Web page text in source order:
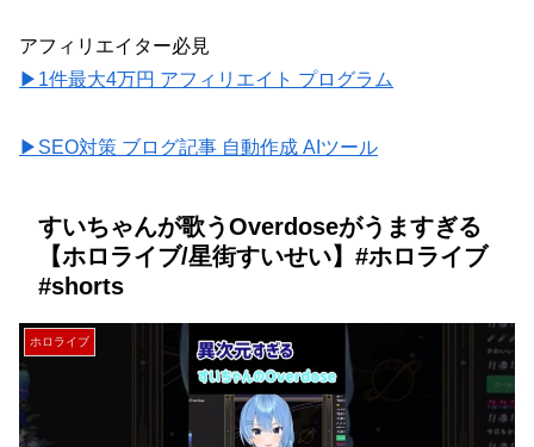
アフィリエイター必見
▶1件最大4万円 アフィリエイト プログラム
▶SEO対策 ブログ記事 自動作成 AIツール
すいちゃんが歌うOverdoseがうますぎる
【ホロライブ/星街すいせい】#ホロライブ
#shorts
ホロライブ